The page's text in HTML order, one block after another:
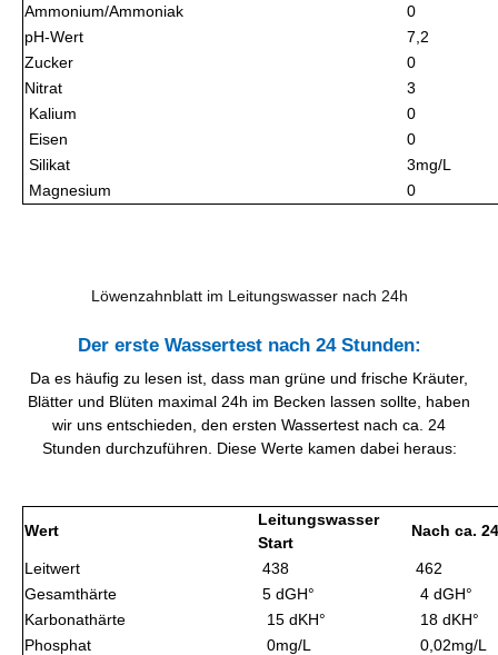
Ammonium/Ammoniak
0
pH-Wert
7,2
Zucker
0
Nitrat
3
Kalium
0
Eisen
0
Silikat
3mg/L
Magnesium
0
Löwenzahnblatt im Leitungswasser nach 24h
Der erste Wassertest nach 24 Stunden:
Da es häufig zu lesen ist, dass man grüne und frische Kräuter,
Blätter und Blüten maximal 24h im Becken lassen sollte, haben
wir uns entschieden, den ersten Wassertest nach ca. 24
Stunden durchzuführen. Diese Werte kamen dabei heraus:
Wert
Leitungswasser
Start
Nach ca.
Leitwert 438
462
Gesamthärte
5 dGH°
4 dGH°
Karbonathärte
15 dKH°
18 dKH°
Phosphat
0mg/L
0,02mg/L